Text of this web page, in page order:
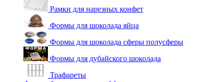
Рамки для нарезных конфет
Формы для шоколада яйца
Формы для шоколада сферы полусферы
Формы для дубайского шоколада
Трафареты